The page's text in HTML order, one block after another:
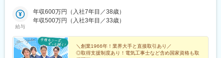
給与
年収600万円（入社7年目／38歳）
年収500万円（入社3年目／33歳）
＼創業1966年！業界大手と直接取引あり／
◎取得支援制度あり！電気工事士など含め国家資格も取